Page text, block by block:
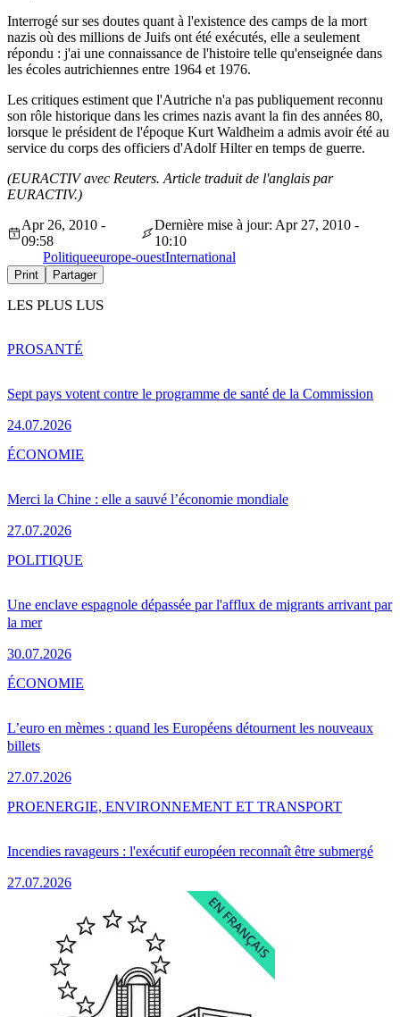
Interrogé sur ses doutes quant à l'existence des camps de la mort
nazis où des millions de Juifs ont été exécutés, elle a seulement
répondu : j'ai une connaissance de l'histoire telle qu'enseignée dans
les écoles autrichiennes entre 1964 et 1976.
Les critiques estiment que l'Autriche n'a pas publiquement reconnu
son rôle historique dans les crimes nazis avant la fin des années 80,
lorsque le président de l'époque Kurt Waldheim a admis avoir été au
service du corps des officiers d'Adolf Hilter en temps de guerre.
(EURACTIV avec Reuters. Article traduit de l'anglais par
EURACTIV.)
Apr 26, 2010 -
09:58
Dernière mise à jour: Apr 27, 2010 -
10:10
Politiqueeurope-ouestInternational
Print Partager
LES PLUS LUS
Sept pays votent contre le programme de santé de la Commission
24.07.2026
PROSANTÉ
Merci la Chine : elle a sauvé l’économie mondiale
27.07.2026
ÉCONOMIE
Une enclave espagnole dépassée par l'afflux de migrants arrivant par
la mer
30.07.2026
POLITIQUE
L’euro en mèmes : quand les Européens détournent les nouveaux
billets
27.07.2026
ÉCONOMIE
Incendies ravageurs : l'exécutif européen reconnaît être submergé
27.07.2026
PROENERGIE, ENVIRONNEMENT ET TRANSPORT